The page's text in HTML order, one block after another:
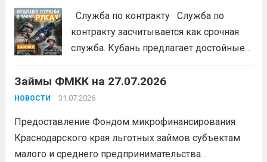
Служба по контракту Служба по
контракту засчитывается как срочная
служба. Кубань предлагает достойные
защиту Отечества:
единовременно;
каникулы;
сохранение места...Читать
дальше
Займы ФМКК на 27.07.2026
НОВОСТИ 31.07.2026
Предоставление Фондом микрофинансирования
Краснодарского края льготных займов субъектам
малого и среднего предпринимательства